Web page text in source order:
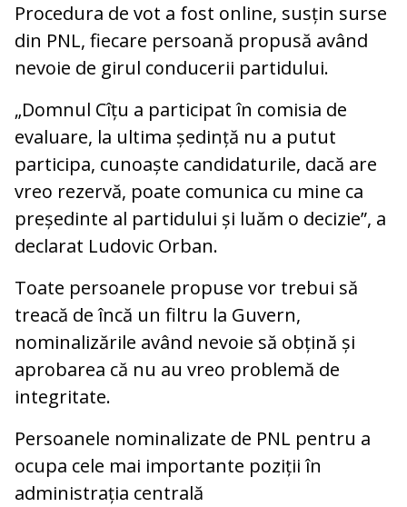
Procedura de vot a fost online, susțin surse
din PNL, fiecare persoană propusă având
nevoie de girul conducerii partidului.
„Domnul Cîțu a participat în comisia de
evaluare, la ultima ședință nu a putut
participa, cunoaște candidaturile, dacă are
vreo rezervă, poate comunica cu mine ca
președinte al partidului și luăm o decizie”, a
declarat Ludovic Orban.
Toate persoanele propuse vor trebui să
treacă de încă un filtru la Guvern,
nominalizările având nevoie să obțină și
aprobarea că nu au vreo problemă de
integritate.
Persoanele nominalizate de PNL pentru a
ocupa cele mai importante poziții în
administrația centrală